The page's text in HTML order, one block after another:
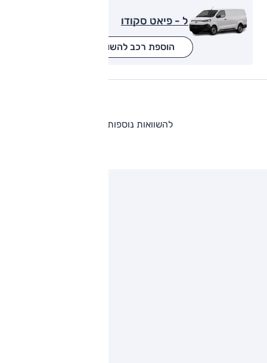
ל - פיאט סקודו
הוספת רכב להשוואה
להשוואות נוספות